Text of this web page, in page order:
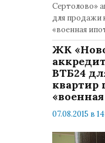
Сертолово»
для продажи
«военная
ЖК
ВТБ24
квартир
07.08.2015 в